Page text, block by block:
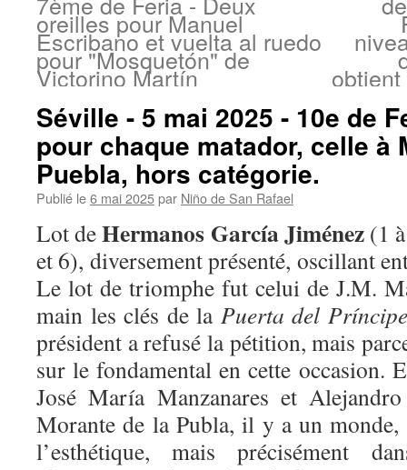
oreilles pour Manuel
Escribano et vuelta al ruedo
pour "Mosquetón" de
Victorino Martín
Séville - 5 mai 2025 - 10e de
pour chaque matador, celle à
Puebla, hors catégorie.
Publié le6 mai 2025par Niño de San Rafael
Lot deHermanos García Jiménez(1
et 6), diversement présenté, oscillant
Le lot de triomphe fut celui de J.M.
main les clés de la Puerta del
président a refusé la pétition, mais
sur le fondamental en cette occasion.
José María Manzanares et
Morante de la Publa, il y a un monde,
l’esthétique, mais précisément